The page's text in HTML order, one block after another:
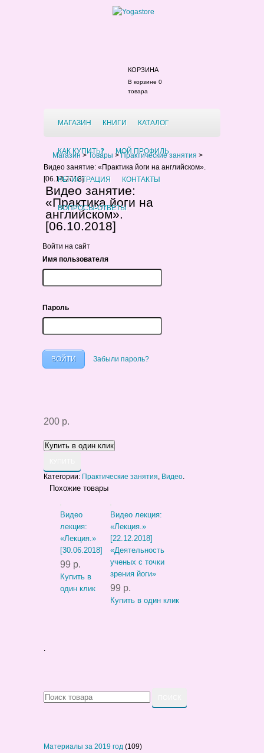
КОРЗИНА
В корзине 0
товара
МАГАЗИН КНИГИ КАТАЛОГ
КАК КУПИТЬ? МОЙ ПРОФИЛЬ
РЕГИСТРАЦИЯ КОНТАКТЫ
ВОПРОСЫ-ОТВЕТЫ
Магазин >Товары >Практические занятия >
Видео занятие: «Практика йоги на английском».
[06.10.2018]
Видео занятие:
«Практика йоги на
английском».
[06.10.2018]
Войти на сайт
Имя пользователя
Пароль
Забыли пароль?
200 р.
Категории: Практические занятия, Видео.
Похожие товары
Видео
лекция:
«Лекция.»
[30.06.2018]
99 р.
Купить в
один клик
Видео лекция:
«Лекция.»
[22.12.2018]
«Деятельность
ученых с точки
зрения йоги»
99 р.
Купить в один клик
.
Материалы за 2019 год (109)